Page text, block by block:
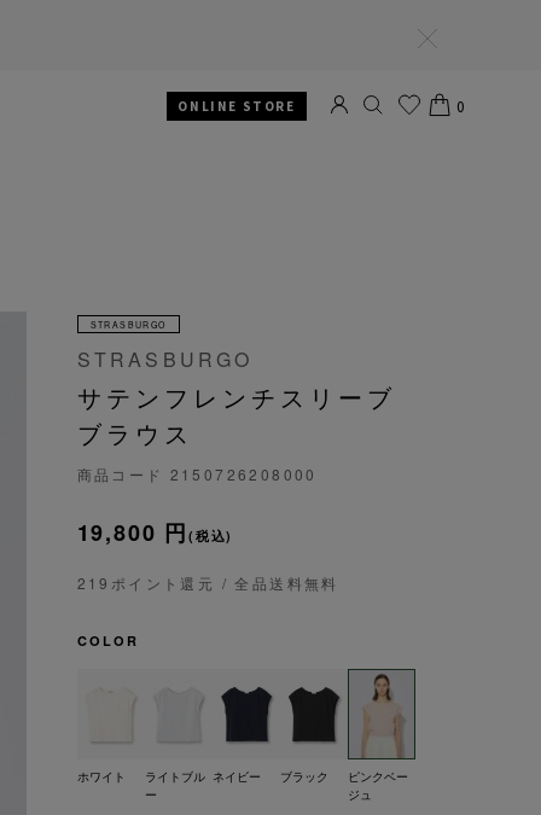
る
ONLINE STORE 0
STRASBURGO
STRASBURGO
サテンフレンチスリーブ
ブラウス
商品コード 2150726208000
19,800 円 (税込)
219ポイント還元 / 全品送料無料
COLOR
ホワイト
ライトブル
ー
ネイビー ブラック
ピンクベー
ジュ